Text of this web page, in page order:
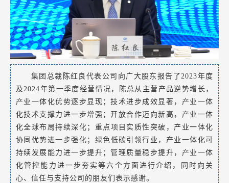
集团总裁陈红良代表公司向广大股东报告了2023年度
及2024年第一季度经营情况，陈总从主营产品逆势增长，
产业一体化优势逐步显现；技术进步成效显著，产业一体
化技术支撑力进一步增强；开放合作迈向新高，产业一体
化全球布局持续深化；重点项目实质性突破，产业一体化
协同优势进一步强化；绿色低碳引领行业，产业一体化可
持续发展能力进一步提升；管理质量稳步提升，产业一体
化管控能力进一步夯实等六个方面进行介绍，同时向关
心、信任与支持公司的朋友们表示感谢。